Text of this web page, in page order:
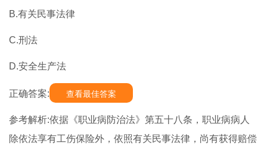
B.有关民事法律
C.刑法
D.安全生产法
正确答案: 查看最佳答案
参考解析:依据《职业病防治法》第五十八条，职业病病人
除依法享有工伤保险外，依照有关民事法律，尚有获得赔偿